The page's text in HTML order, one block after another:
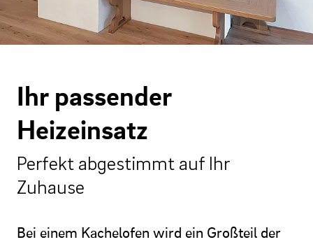
Ihr passender
Heizeinsatz
Perfekt abgestimmt auf Ihr
Zuhause
Bei einem Kachelofen wird ein Großteil der